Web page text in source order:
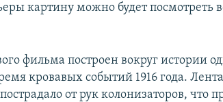
картину можно будет посмотреть
фильма построен вокруг истории
кровавых событий 1916 года. Лента
от рук колонизаторов, что